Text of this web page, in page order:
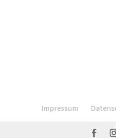
Impressum